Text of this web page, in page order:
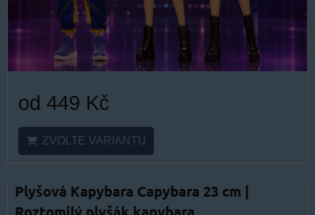
od 449 Kč
ZVOLTE VARIANTU
Plyšová Kapybara Capybara 23 cm |